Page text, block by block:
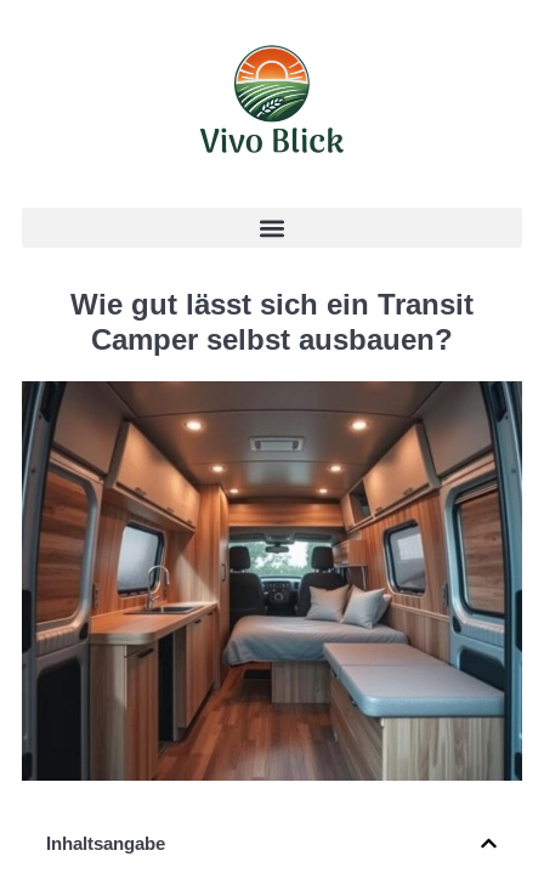
Wie gut lässt sich ein Transit
Camper selbst ausbauen?
Inhaltsangabe